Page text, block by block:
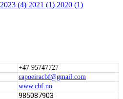
2023 (4) 2021 (1) 2020 (1)
+47 95747727
capoeiracbf@gmail.com
www.cbf.no
985087903